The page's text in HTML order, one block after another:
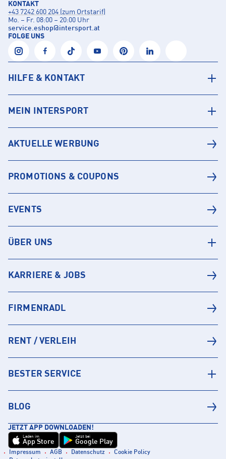
KONTAKT
+43 7242 600 204 (zum Ortstarif)
Mo. – Fr. 08:00 – 20:00 Uhr
service.eshop@intersport.at
FOLGE UNS
HILFE & KONTAKT
MEIN INTERSPORT
AKTUELLE WERBUNG
PROMOTIONS & COUPONS
EVENTS
ÜBER UNS
KARRIERE & JOBS
FIRMENRADL
RENT / VERLEIH
BESTER SERVICE
BLOG
JETZT APP DOWNLOADEN!
Laden im
App Store
Jetzt bei
Google Play
Impressum AGB Datenschutz
Cookie Policy